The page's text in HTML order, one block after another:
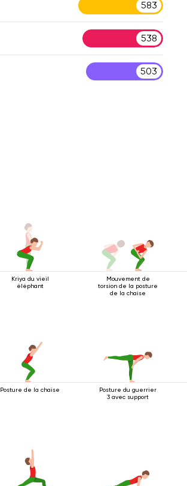
583
538
503
Kriya du vieil
éléphant
Mouvement de
torsion de la posture
de la chaise
Posture de la chaise
Posture du guerrier
3 avec support